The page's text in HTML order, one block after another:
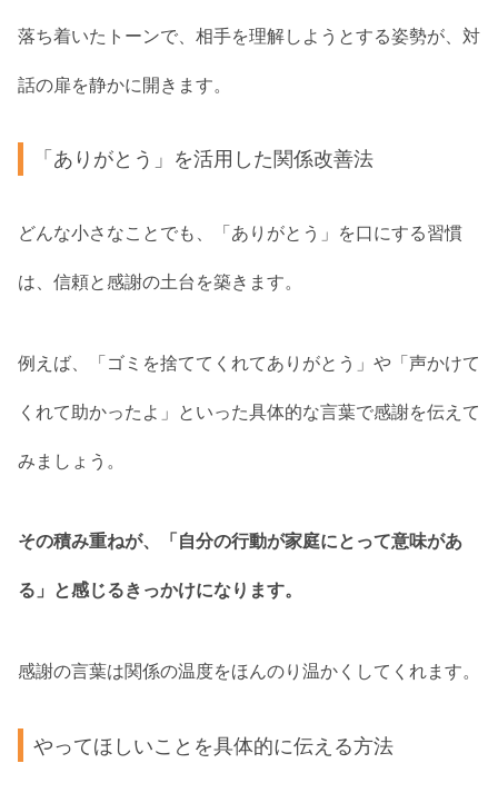
落ち着いたトーンで、相手を理解しようとする姿勢が、対
話の扉を静かに開きます。
「ありがとう」を活用した関係改善法
どんな小さなことでも、「ありがとう」を口にする習慣
は、信頼と感謝の土台を築きます。
例えば、「ゴミを捨ててくれてありがとう」や「声かけて
くれて助かったよ」といった具体的な言葉で感謝を伝えて
みましょう。
その積み重ねが、「自分の行動が家庭にとって意味があ
る」と感じるきっかけになります。
感謝の言葉は関係の温度をほんのり温かくしてくれます。
やってほしいことを具体的に伝える方法